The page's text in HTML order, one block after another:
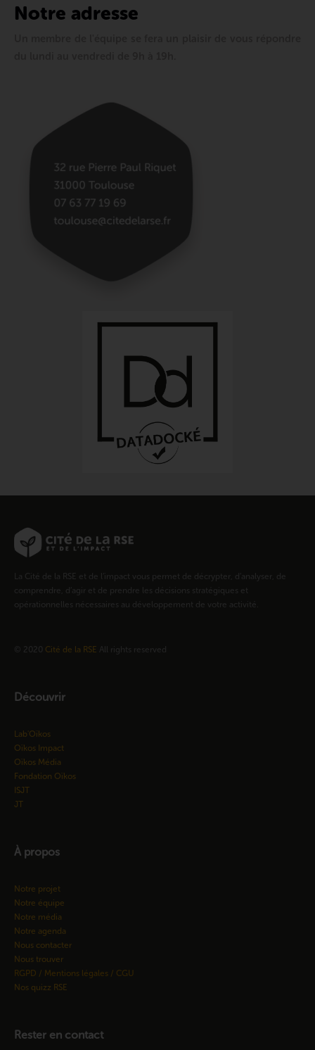
Notre adresse
La Cité de la RSE et de l’impact vous permet de décrypter, d’analyser, de
comprendre, d’agir et de prendre les décisions stratégiques et
opérationnelles nécessaires au développement de votre activité.
© 2020 Cité de la RSE All rights reserved
Découvrir
Lab'Oïkos
Oïkos Impact
Oïkos Média
Fondation Oïkos
ISJT
JT
À propos
Notre projet
Notre équipe
Notre média
Notre agenda
Nous contacter
Nous trouver
RGPD / Mentions légales / CGU
Nos quizz RSE
Rester en contact